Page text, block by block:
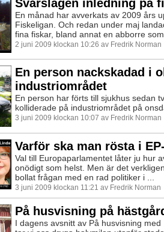
Svårslagen inledning på
En månad har avverkats av 2009 års
Fiskeligan. Och redan under maj
fina fiskar, bland annat en abborre
2 juni 2009 klockan 10:26 av Fredrik Norman
En person nackskadad i
industriområdet
En person har förts till sjukhus sedan
kolliderade på industriområdet på
3 juni 2009 klockan 10:07 av Fredrik Norman
Varför ska man rösta i
Val till Europaparlamentet låter ju hur
onödigt som helst. Men är det
bollat frågan med en rad politiker i ...
3 juni 2009 klockan 11:21 av Fredrik Norman
På husvisning på
I dagens avsnitt av På husvisning med